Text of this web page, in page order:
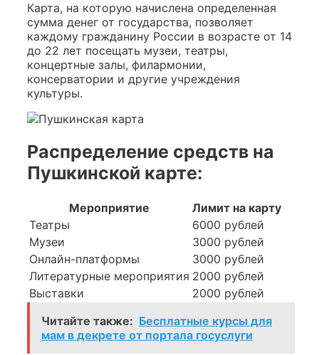
Карта, на которую начислена определенная
сумма денег от государства, позволяет
каждому гражданину России в возрасте от 14
до 22 лет посещать музеи, театры,
концертные залы, филармонии,
консерватории и другие учреждения
культуры.
Распределение средств на
Пушкинской карте:
Мероприятие
Лимит на карту
Театры
6000 рублей
Музеи
3000 рублей
Онлайн-платформы
3000 рублей
Литературные мероприятия 2000 рублей
Выставки
2000 рублей
Читайте также: Бесплатные курсы для
мам в декрете от портала госуслуги